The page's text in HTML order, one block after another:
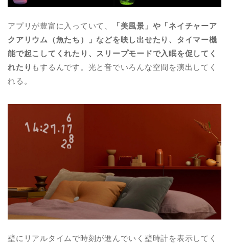
アプリが豊富に入っていて、
「美風景」や「ネイチャーア
クアリウム（魚たち）」などを映し出せたり、タイマー機
能で起こしてくれたり、スリープモードで入眠を促してく
れたり もするんです。光と音でいろんな空間を演出してく
れる。
壁にリアルタイムで時刻が進んでいく壁時計を表示してく